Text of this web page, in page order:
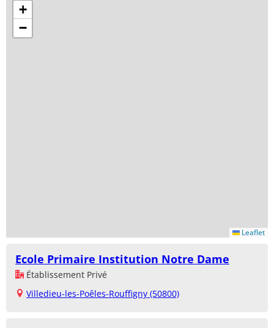
+
−
Leaflet
Ecole Primaire Institution Notre Dame
Établissement Privé
Villedieu-les-Poêles-Rouffigny (50800)